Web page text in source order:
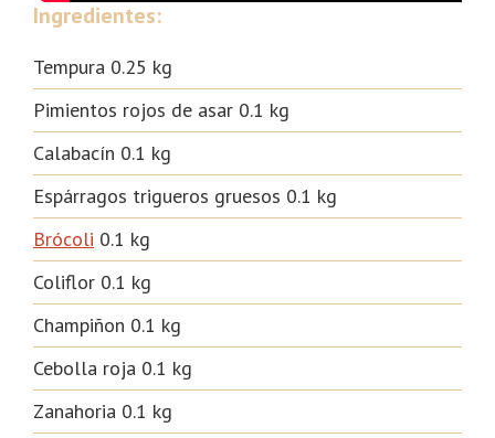
Ingredientes:
Tempura 0.25 kg
Pimientos rojos de asar 0.1 kg
Calabacín 0.1 kg
Espárragos trigueros gruesos 0.1 kg
Brócoli 0.1 kg
Coliflor 0.1 kg
Champiñon 0.1 kg
Cebolla roja 0.1 kg
Zanahoria 0.1 kg